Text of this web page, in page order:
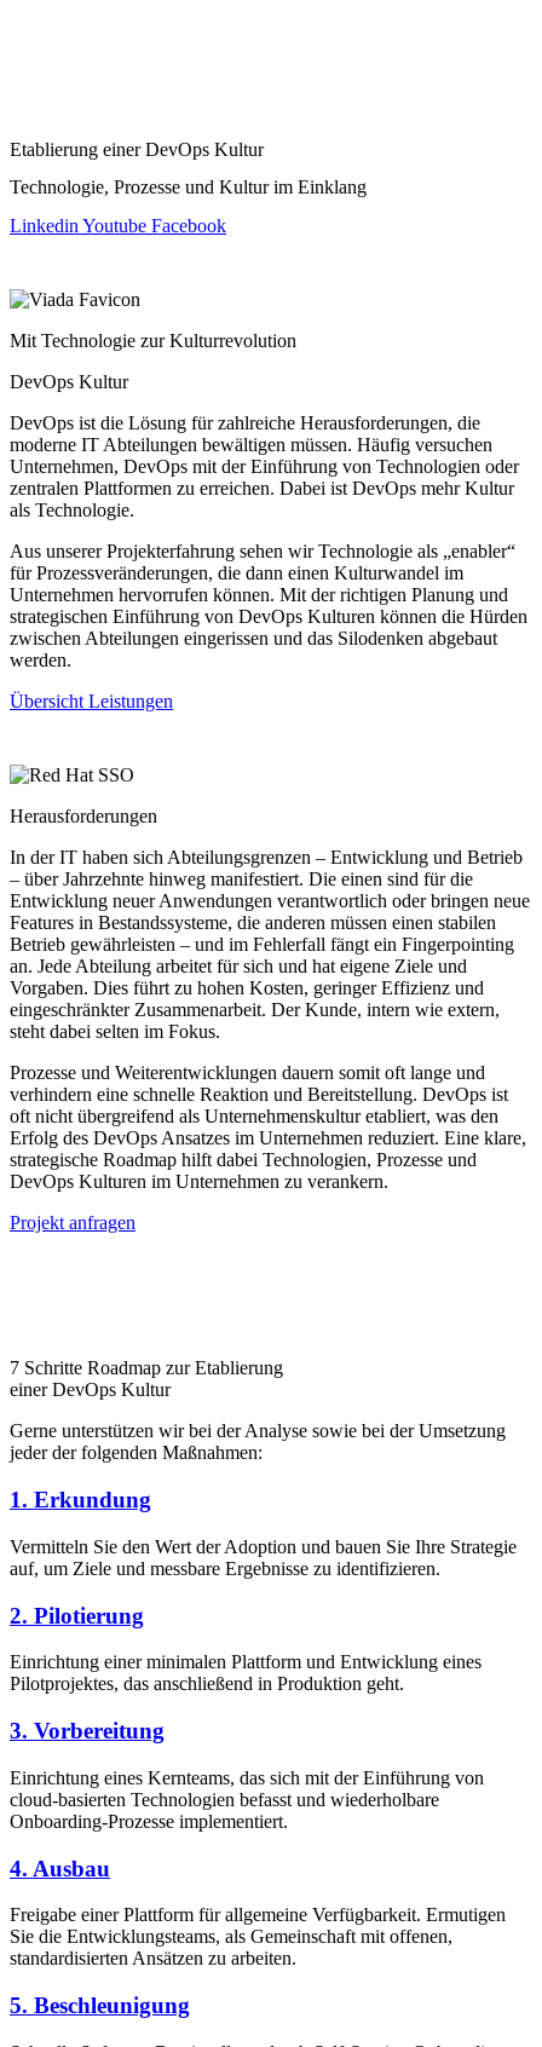
Etablierung einer DevOps Kultur
Technologie, Prozesse und Kultur im Einklang
Linkedin Youtube Facebook
Mit Technologie zur Kulturrevolution
DevOps Kultur
DevOps ist die Lösung für zahlreiche Herausforderungen, die
moderne IT Abteilungen bewältigen müssen. Häufig versuchen
Unternehmen, DevOps mit der Einführung von Technologien oder
zentralen Plattformen zu erreichen. Dabei ist DevOps mehr Kultur
als Technologie.
Aus unserer Projekterfahrung sehen wir Technologie als „enabler“
für Prozessveränderungen, die dann einen Kulturwandel im
Unternehmen hervorrufen können. Mit der richtigen Planung und
strategischen Einführung von DevOps Kulturen können die Hürden
zwischen Abteilungen eingerissen und das Silodenken abgebaut
werden.
Übersicht Leistungen
Herausforderungen
In der IT haben sich Abteilungsgrenzen – Entwicklung und Betrieb
– über Jahrzehnte hinweg manifestiert. Die einen sind für die
Entwicklung neuer Anwendungen verantwortlich oder bringen neue
Features in Bestandssysteme, die anderen müssen einen stabilen
Betrieb gewährleisten – und im Fehlerfall fängt ein Fingerpointing
an. Jede Abteilung arbeitet für sich und hat eigene Ziele und
Vorgaben. Dies führt zu hohen Kosten, geringer Effizienz und
eingeschränkter Zusammenarbeit. Der Kunde, intern wie extern,
steht dabei selten im Fokus.
Prozesse und Weiterentwicklungen dauern somit oft lange und
verhindern eine schnelle Reaktion und Bereitstellung. DevOps ist
oft nicht übergreifend als Unternehmenskultur etabliert, was den
Erfolg des DevOps Ansatzes im Unternehmen reduziert. Eine klare,
strategische Roadmap hilft dabei Technologien, Prozesse und
DevOps Kulturen im Unternehmen zu verankern.
Projekt anfragen
7 Schritte Roadmap zur Etablierung
einer DevOps Kultur​​
Gerne unterstützen wir bei der Analyse sowie bei der Umsetzung
jeder der folgenden Maßnahmen:
1. Erkundung
Vermitteln Sie den Wert der Adoption und bauen Sie Ihre Strategie
auf, um Ziele und messbare Ergebnisse zu identifizieren.
2. Pilotierung
Einrichtung einer minimalen Plattform und Entwicklung eines
Pilotprojektes, das anschließend in Produktion geht.
3. Vorbereitung
Einrichtung eines Kernteams, das sich mit der Einführung von
cloud-basierten Technologien befasst und wiederholbare
Onboarding-Prozesse implementiert.
4. Ausbau
Freigabe einer Plattform für allgemeine Verfügbarkeit. Ermutigen
Sie die Entwicklungsteams, als Gemeinschaft mit offenen,
standardisierten Ansätzen zu arbeiten.
5. Beschleunigung